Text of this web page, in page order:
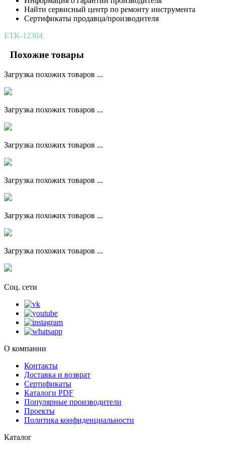
Найти сервисный центр по ремонту инструмента
Сертификаты продавца/производителя
ETK-12304
Похожие товары
Загрузка похожих товаров ...
Загрузка похожих товаров ...
Загрузка похожих товаров ...
Загрузка похожих товаров ...
Загрузка похожих товаров ...
Загрузка похожих товаров ...
Соц. сети
О компании
Контакты
Доставка и возврат
Сертификаты
Каталоги PDF
Популярные производители
Проекты
Политика конфиденциальности
Каталог